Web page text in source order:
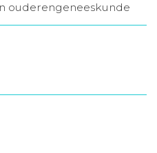
ouderengeneeskunde